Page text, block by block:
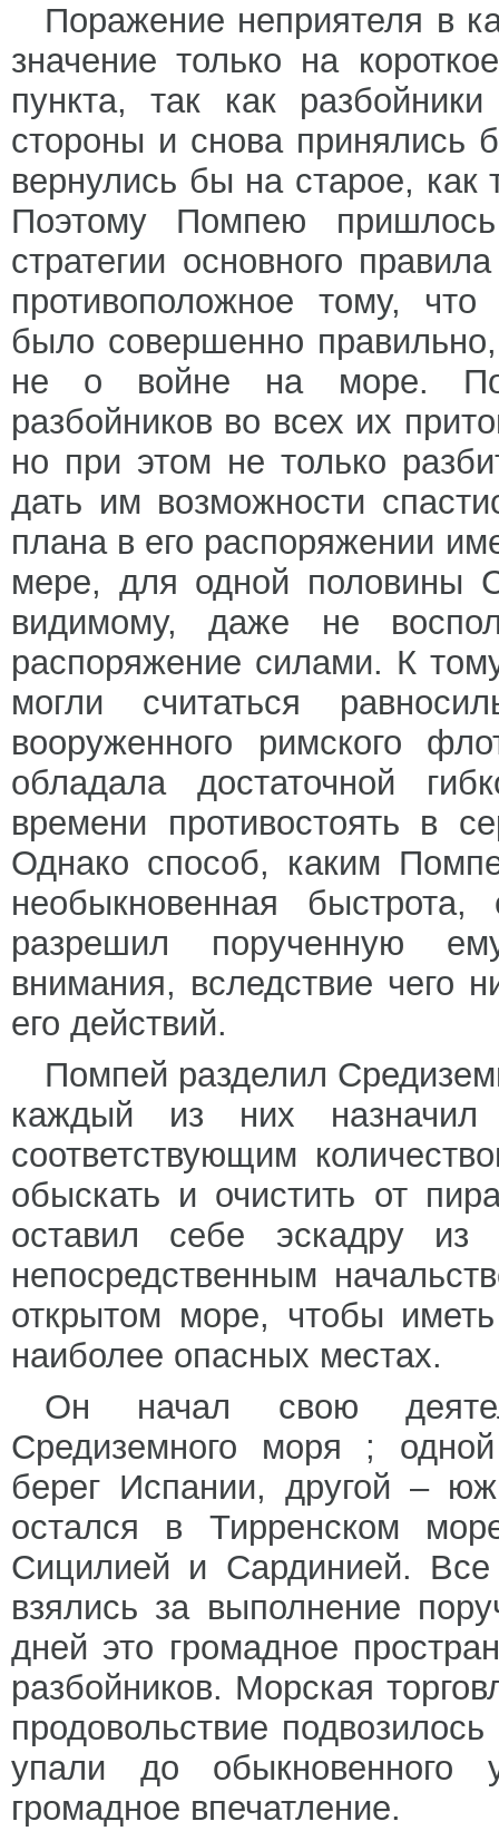
Поражение неприятеля в
значение только на
пункта, так как
стороны и снова принялись
вернулись бы на старое, как
Поэтому Помпею
стратегии основного
противоположное тому,
было совершенно
не о войне на море.
разбойников во всех их
но при этом не только
дать им возможности
плана в его распоряжении
мере, для одной половины
видимому, даже не
распоряжение силами. К
могли считаться
вооруженного римского
обладала достаточной
времени противостоять в
Однако способ, каким
необыкновенная
разрешил порученную
внимания, вследствие чего
его действий.
Помпей разделил
каждый из них назначил
соответствующим
обыскать и очистить от
оставил себе эскадру
непосредственным
открытом море, чтобы
наиболее опасных местах.
Он начал свою
Средиземного моря ;
берег Испании, другой –
остался в Тирренском
Сицилией и Сардинией.
взялись за выполнение
дней это громадное
разбойников. Морская
продовольствие
упали до обыкновенного
громадное впечатление.